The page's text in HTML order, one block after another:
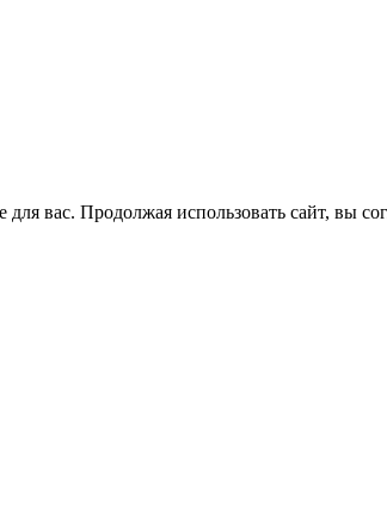
вас. Продолжая использовать сайт, вы